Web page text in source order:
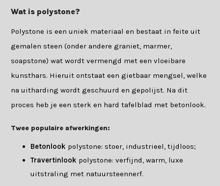
Wat is polystone?
Polystone is een uniek materiaal en bestaat in feite uit
gemalen steen (onder andere graniet, marmer,
soapstone) wat wordt vermengd met een vloeibare
kunsthars. Hieruit ontstaat een gietbaar mengsel, welke
na uitharding wordt geschuurd en gepolijst. Na dit
proces heb je een sterk en hard tafelblad met betonlook.
Twee populaire afwerkingen:
Betonlook polystone: stoer, industrieel, tijdloos;
Travertinlook polystone: verfijnd, warm, luxe
uitstraling met natuursteennerf.